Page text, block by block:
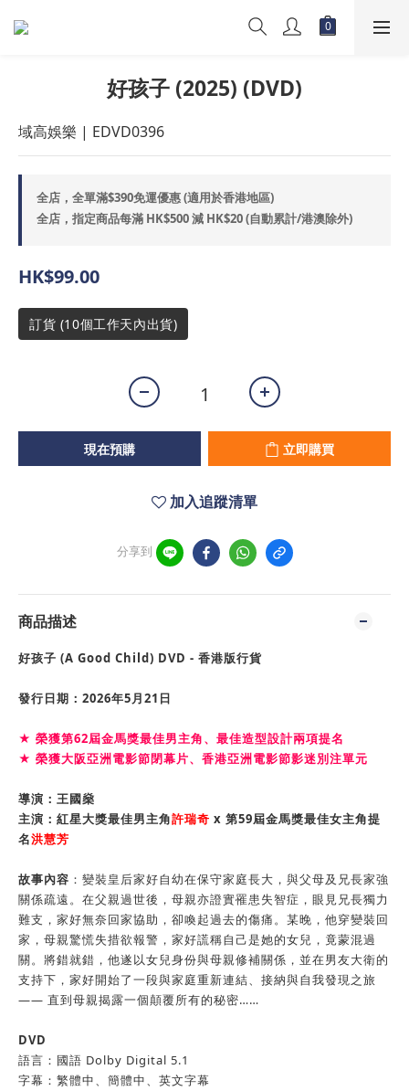
好孩子 (2025) (DVD)
域高娛樂 | EDVD0396
全店，全單滿$390免運優惠 (適用於香港地區)
全店，指定商品每滿 HK$500 減 HK$20 (自動累計/港澳除外)
HK$99.00
訂貨 (10個工作天內出貨)
現在預購 立即購買
加入追蹤清單
分享到
商品描述
好孩子 (A Good Child) DVD - 香港版行貨
發行日期：2026年5月21日
★ 榮獲第62屆金馬獎最佳男主角、最佳造型設計兩項提名
★ 榮獲大阪亞洲電影節閉幕片、香港亞洲電影節影迷別注單元
導演：王國燊
主演 ：紅星大獎最佳男主角許瑞奇 x 第59屆金馬獎最佳女主角提
名洪慧芳
故事內容 ：變裝皇后家好自幼在保守家庭長大，與父母及兄長家強
關係疏遠。在父親過世後，母親亦證實罹患失智症，眼見兄長獨力
難支，家好無奈回家協助，卻喚起過去的傷痛。某晚，他穿變裝回
家，母親驚慌失措欲報警，家好謊稱自己是她的女兒，竟蒙混過
關。將錯就錯，他遂以女兒身份與母親修補關係，並在男友大衛的
支持下，家好開始了一段與家庭重新連結、接納與自我發現之旅
—— 直到母親揭露一個顛覆所有的秘密……
DVD
語言：國語 Dolby Digital 5.1
字幕：繁體中、簡體中、英文字幕